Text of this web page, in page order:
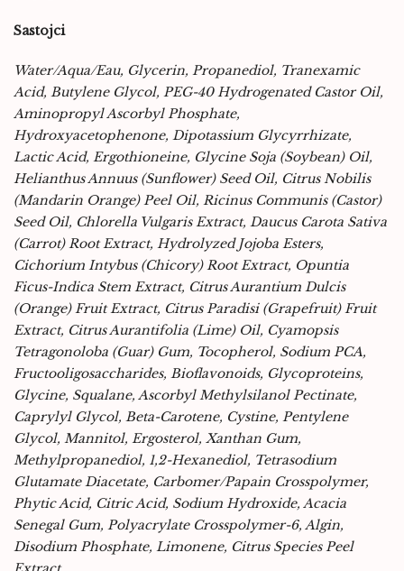
Sastojci
Water/Aqua/Eau, Glycerin, Propanediol, Tranexamic
Acid, Butylene Glycol, PEG-40 Hydrogenated Castor Oil,
Aminopropyl Ascorbyl Phosphate,
Hydroxyacetophenone, Dipotassium Glycyrrhizate,
Lactic Acid, Ergothioneine, Glycine Soja (Soybean) Oil,
Helianthus Annuus (Sunflower) Seed Oil, Citrus Nobilis
(Mandarin Orange) Peel Oil, Ricinus Communis (Castor)
Seed Oil, Chlorella Vulgaris Extract, Daucus Carota Sativa
(Carrot) Root Extract, Hydrolyzed Jojoba Esters,
Cichorium Intybus (Chicory) Root Extract, Opuntia
Ficus-Indica Stem Extract, Citrus Aurantium Dulcis
(Orange) Fruit Extract, Citrus Paradisi (Grapefruit) Fruit
Extract, Citrus Aurantifolia (Lime) Oil, Cyamopsis
Tetragonoloba (Guar) Gum, Tocopherol, Sodium PCA,
Fructooligosaccharides, Bioflavonoids, Glycoproteins,
Glycine, Squalane, Ascorbyl Methylsilanol Pectinate,
Caprylyl Glycol, Beta-Carotene, Cystine, Pentylene
Glycol, Mannitol, Ergosterol, Xanthan Gum,
Methylpropanediol, 1,2-Hexanediol, Tetrasodium
Glutamate Diacetate, Carbomer/Papain Crosspolymer,
Phytic Acid, Citric Acid, Sodium Hydroxide, Acacia
Senegal Gum, Polyacrylate Crosspolymer-6, Algin,
Disodium Phosphate, Limonene, Citrus Species Peel